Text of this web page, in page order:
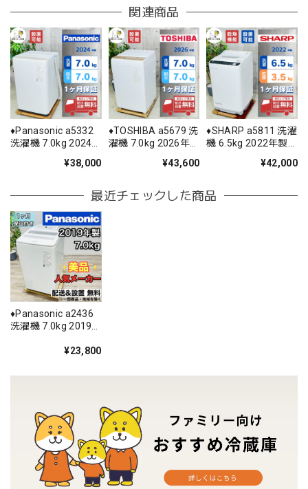
関連商品
♦️Panasonic a5332
洗濯機 7.0kg 2024
¥38,000
♦️TOSHIBA a5679 洗
濯機 7.0kg 2026年
¥43,600
♦️SHARP a5811 洗濯
機 6.5kg 2022年製
¥42,000
最近チェックした商品
♦️Panasonic a2436
洗濯機 7.0kg 2019
¥23,800